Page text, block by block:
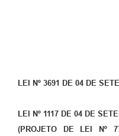
LEI Nº 3691 DE 04 DE
LEI Nº 1117 DE 04 DE
(PROJETO DE LEI Nº